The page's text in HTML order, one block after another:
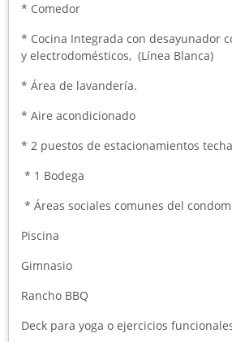
* Comedor
* Cocina Integrada con desayunador
y electrodomésticos, (Línea Blanca)
* Área de lavandería.
* Aire acondicionado
* 2 puestos de estacionamientos
* 1 Bodega
* Áreas sociales comunes del
Piscina
Gimnasio
Rancho BBQ
Deck para yoga o ejercicios